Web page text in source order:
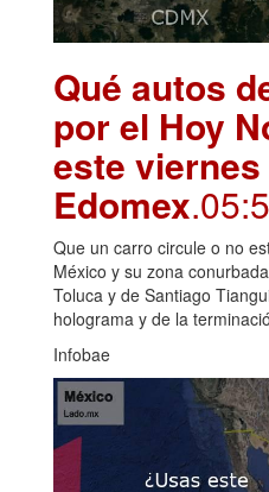
Qué autos
por el Hoy
este viernes
Edomex
Que un carro circule o no
México y su zona
Toluca y de Santiago
holograma y de la
Infobae